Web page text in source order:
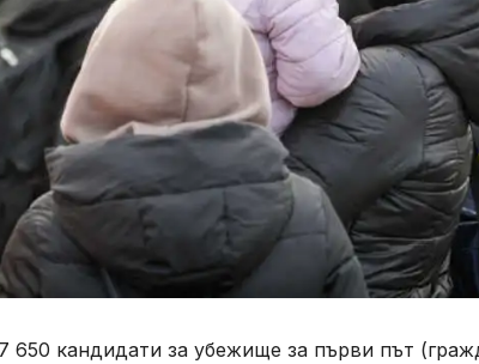
650 кандидати за убежище за първи път